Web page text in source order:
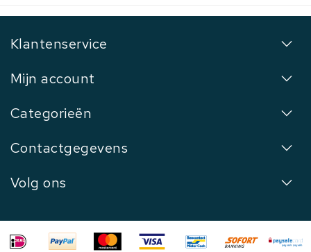
Klantenservice
Mijn account
Categorieën
Contactgegevens
Volg ons